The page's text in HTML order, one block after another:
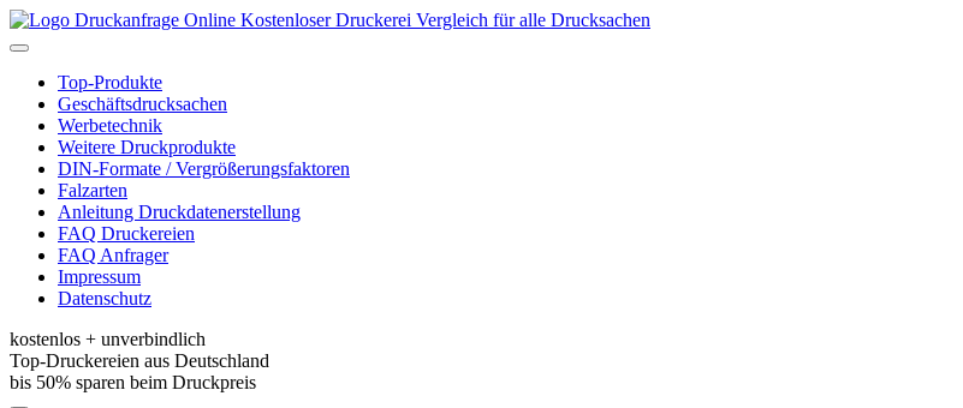
Kostenloser Druckerei Vergleich für alle Drucksachen
Toggle
navigationTop-Produkte
Geschäftsdrucksachen
Werbetechnik
Weitere Druckprodukte
DIN-Formate / Vergrößerungsfaktoren
Falzarten
Anleitung Druckdatenerstellung
FAQ Druckereien
FAQ Anfrager
Impressum
Datenschutz
kostenlos + unverbindlich
Top-Druckereien aus Deutschland
bis 50% sparen beim Druckpreis